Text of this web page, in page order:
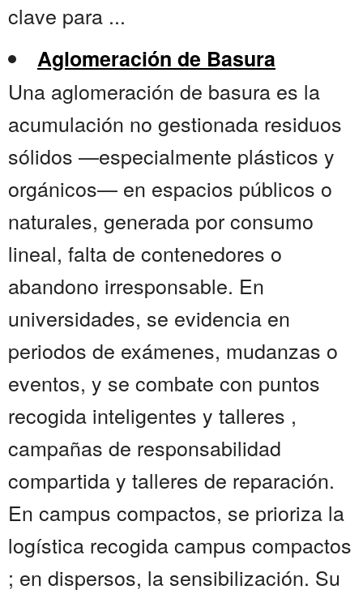
clave para ...
Aglomeración de Basura
Una aglomeración de basura es la
acumulación no gestionada residuos
sólidos —especialmente plásticos y
orgánicos— en espacios públicos o
naturales, generada por consumo
lineal, falta de contenedores o
abandono irresponsable. En
universidades, se evidencia en
periodos de exámenes, mudanzas o
eventos, y se combate con puntos
recogida inteligentes y talleres ,
campañas de responsabilidad
compartida y talleres de reparación.
En campus compactos, se prioriza la
logística recogida campus compactos
; en dispersos, la sensibilización. Su